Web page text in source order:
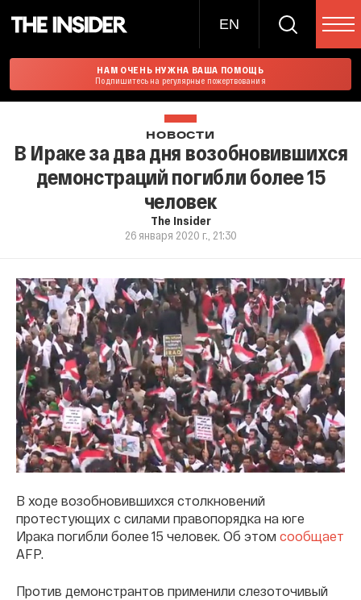
EN
НАМ ОЧЕНЬ НУЖНА ВАША ПОМОЩЬ
Подпишитесь на регулярные пожертвования
НОВОСТИ
В Ираке за два дня возобновившихся
демонстраций погибли более 15
человек
The Insider
26 января 2020 г., 21:30
В ходе возобновившихся столкновений
протестующих с силами правопорядка на юге
Ирака погибли более 15 человек. Об этом сообщает
AFP.
Против демонстрантов применили слезоточивый